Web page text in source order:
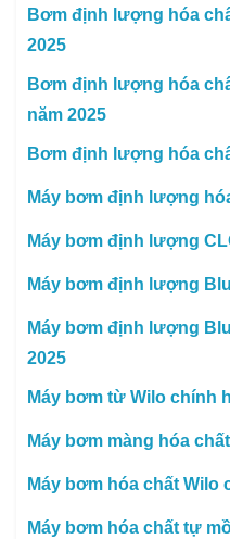
Bơm định lượng hóa
2025
Bơm định lượng hóa
năm 2025
Bơm định lượng hóa
Máy bơm định lượng
Máy bơm định lượng
Máy bơm định lượng
Máy bơm định lượng
2025
Máy bơm từ Wilo chính
Máy bơm màng hóa
Máy bơm hóa chất Wilo
Máy bơm hóa chất tự